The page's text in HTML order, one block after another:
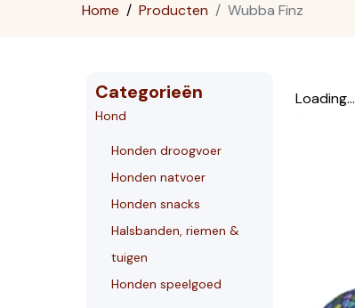
Home Producten Wubba Finz
Categorieën
Hond
Honden droogvoer
Honden natvoer
Honden snacks
Halsbanden, riemen &
tuigen
Honden speelgoed
Loading...